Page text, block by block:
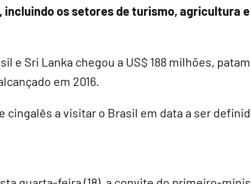
os setores de turismo, agricultura e
e Sri Lanka chegou a US$ 188 milhões,
em 2016.
a visitar o Brasil em data a ser